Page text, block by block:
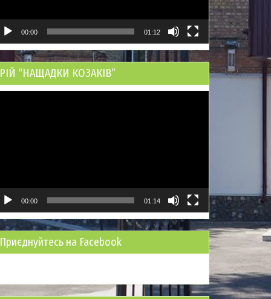
00:00 01:12
РІЙ “НАЩАДКИ КОЗАКІВ”
00:00 01:14
Приєднуйтесь на Facebook